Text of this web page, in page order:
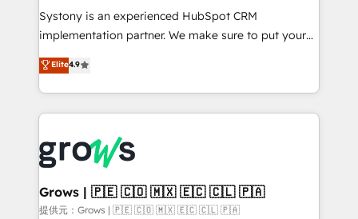
Design & Development We empower our clients to
reach their full potential by providing transparent,
certifications and accreditations, we deliver both the
technical know-how and strategic guidance you
Systony is an experienced HubSpot CRM
implementation partner. We make sure to put your
organization's needs and goals first and think along
with your organization. We are only satisfied once
you are too. Why Systony? - 20+ years of
experience with CRM, Marketing, Sales & Service
Own back-end developers - Complex data
migrations (e.g. Salesforce, MS Dynamics, Perfect
View, SuperOffice) - Custom integrations (e.g. MS
Business Central, Navision, AX, SAP, Exact, AFAS) We
Elite4.9
Grows | 🇵🇪 🇨🇴 🇲🇽 🇪🇨 🇨🇱 🇵🇦
提供元：Grows | 🇵🇪 🇨🇴 🇲🇽 🇪🇨 🇨🇱 🇵🇦